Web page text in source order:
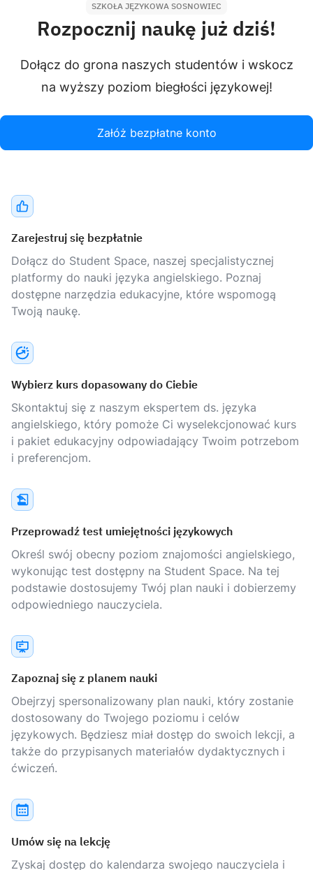
SZKOŁA JĘZYKOWA SOSNOWIEC
Rozpocznij naukę już dziś!
Dołącz do grona naszych studentów i wskocz
na wyższy poziom biegłości językowej!
Załóż bezpłatne konto
Zarejestruj się bezpłatnie
Dołącz do Student Space, naszej specjalistycznej
platformy do nauki języka angielskiego. Poznaj
dostępne narzędzia edukacyjne, które wspomogą
Twoją naukę.
Wybierz kurs dopasowany do Ciebie
Skontaktuj się z naszym ekspertem ds. języka
angielskiego, który pomoże Ci wyselekcjonować kurs
i pakiet edukacyjny odpowiadający Twoim potrzebom
i preferencjom.
Przeprowadź test umiejętności językowych
Określ swój obecny poziom znajomości angielskiego,
wykonując test dostępny na Student Space. Na tej
podstawie dostosujemy Twój plan nauki i dobierzemy
odpowiedniego nauczyciela.
Zapoznaj się z planem nauki
Obejrzyj spersonalizowany plan nauki, który zostanie
dostosowany do Twojego poziomu i celów
językowych. Będziesz miał dostęp do swoich lekcji, a
także do przypisanych materiałów dydaktycznych i
ćwiczeń.
Umów się na lekcję
Zyskaj dostęp do kalendarza swojego nauczyciela i